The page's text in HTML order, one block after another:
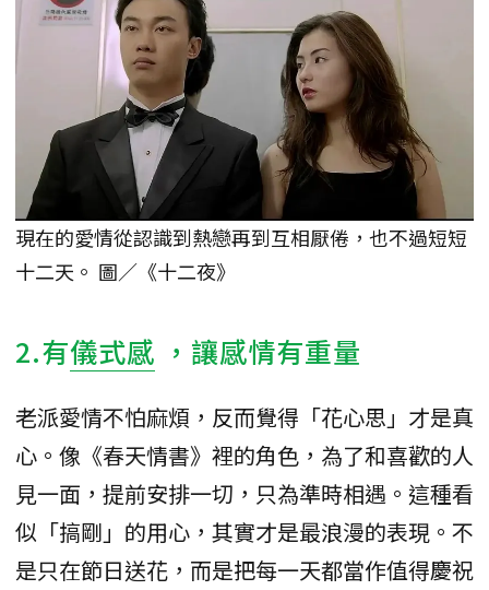
現在的愛情從認識到熱戀再到互相厭倦，也不過短短
十二天。 圖／《十二夜》
2.有儀式感 ，讓感情有重量
老派愛情不怕麻煩，反而覺得「花心思」才是真
心。像《春天情書》裡的角色，為了和喜歡的人
見一面，提前安排一切，只為準時相遇。這種看
似「搞剛」的用心，其實才是最浪漫的表現。不
是只在節日送花，而是把每一天都當作值得慶祝